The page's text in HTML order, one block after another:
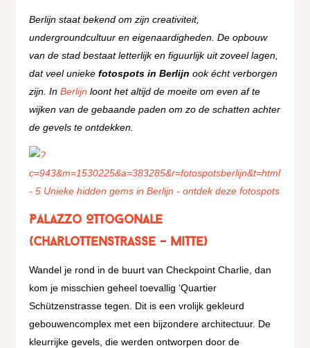
Berlijn staat bekend om zijn creativiteit,
undergroundcultuur en eigenaardigheden. De opbouw
van de stad bestaat letterlijk en figuurlijk uit zoveel lagen,
dat veel unieke fotospots in Berlijn ook écht verborgen
zijn. InBerlijn loont het altijd de moeite om even af te
wijken van de gebaande paden om zo de schatten achter
de gevels te ontdekken.
Palazzo Ottogonale
(Charlottenstrasse – Mitte)
Wandel je rond in de buurt van Checkpoint Charlie, dan
kom je misschien geheel toevallig ‘Quartier
Schützenstrasse tegen. Dit is een vrolijk gekleurd
gebouwencomplex met een bijzondere architectuur. De
kleurrijke gevels, die werden ontworpen door de